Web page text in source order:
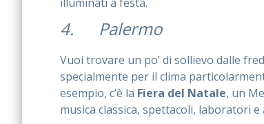
4. Palermo
Vuoi trovare un po’ di sollievo dalle
specialmente per il clima
esempio, c’è la Fiera del Natale, un
musica classica, spettacoli, laboratori